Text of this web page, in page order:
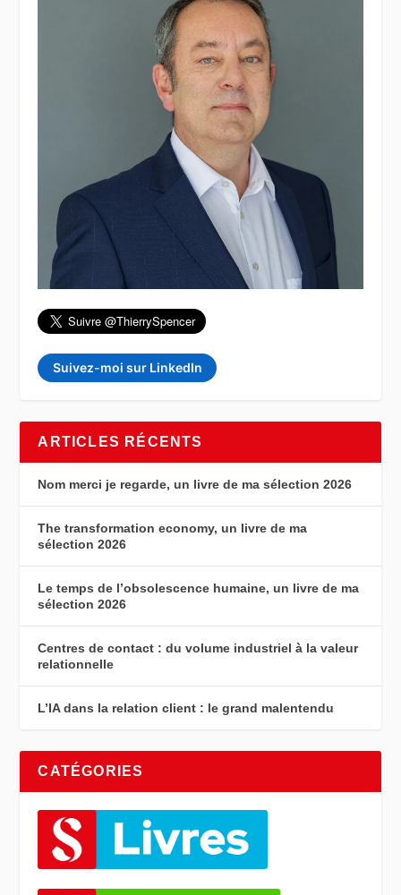
Suivez-moi sur LinkedIn
ARTICLES RÉCENTS
Nom merci je regarde, un livre de ma sélection 2026
The transformation economy, un livre de ma
sélection 2026
Le temps de l’obsolescence humaine, un livre de ma
sélection 2026
Centres de contact : du volume industriel à la valeur
relationnelle
L’IA dans la relation client : le grand malentendu
CATÉGORIES